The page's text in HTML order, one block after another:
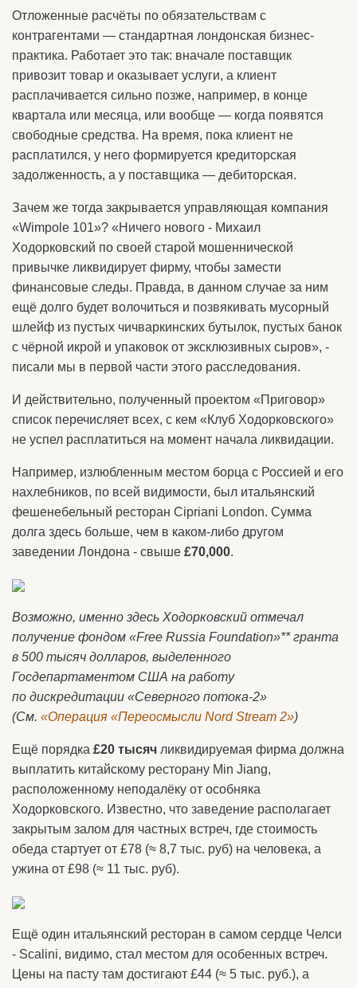
Отложенные расчёты по обязательствам с
контрагентами — стандартная лондонская бизнес-
практика. Работает это так: вначале поставщик
привозит товар и оказывает услуги, а клиент
расплачивается сильно позже, например, в конце
квартала или месяца, или вообще — когда появятся
свободные средства. На время, пока клиент не
расплатился, у него формируется кредиторская
задолженность, а у поставщика — дебиторская.
Зачем же тогда закрывается управляющая компания
«Wimpole 101»? «Ничего нового - Михаил
Ходорковский по своей старой мошеннической
привычке ликвидирует фирму, чтобы замести
финансовые следы. Правда, в данном случае за ним
ещё долго будет волочиться и позвякивать мусорный
шлейф из пустых чичваркинских бутылок, пустых банок
с чёрной икрой и упаковок от эксклюзивных сыров», -
писали мы в первой части этого расследования.
И действительно, полученный проектом «Приговор»
список перечисляет всех, с кем «Клуб Ходорковского»
не успел расплатиться на момент начала ликвидации.
Например, излюбленным местом борца с Россией и его
нахлебников, по всей видимости, был итальянский
фешенебельный ресторан Cipriani London. Сумма
долга здесь больше, чем в каком-либо другом
заведении Лондона - свыше £70,000.
Возможно, именно здесь Ходорковский отмечал
получение фондом «Free Russia Foundation»** гранта
в 500 тысяч долларов, выделенного
Госдепартаментом США на работу
по дискредитации «Северного потока-2»
(См. «Операция «Переосмысли Nord Stream 2»)
Ещё порядка £20 тысяч ликвидируемая фирма должна
выплатить китайскому ресторану Min Jiang,
расположенному неподалёку от особняка
Ходорковского. Известно, что заведение располагает
закрытым залом для частных встреч, где стоимость
обеда стартует от £78 (≈ 8,7 тыс. руб) на человека, а
ужина от £98 (≈ 11 тыс. руб).
Ещё один итальянский ресторан в самом сердце Челси
- Scalini, видимо, стал местом для особенных встреч.
Цены на пасту там достигают £44 (≈ 5 тыс. руб.), а